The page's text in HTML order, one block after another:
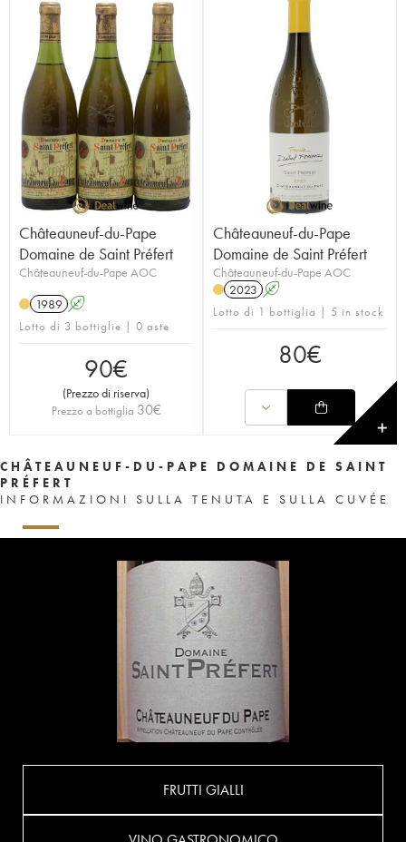
Châteauneuf-du-Pape
Domaine de Saint Préfert
Châteauneuf-du-Pape AOC
1989 A
Lotto di 3 bottiglie | 0 aste
90€
(Prezzo di riserva)
Prezzo a bottiglia 30€
Châteauneuf-du-Pape
Domaine de Saint Préfert
Châteauneuf-du-Pape AOC
2023 A
Lotto di 1 bottiglia | 5 in stock
80€
✕
CHÂTEAUNEUF-DU-PAPE DOMAINE DE SAINT
PRÉFERT
INFORMAZIONI SULLA TENUTA E SULLA CUVÉE
FRUTTI GIALLI